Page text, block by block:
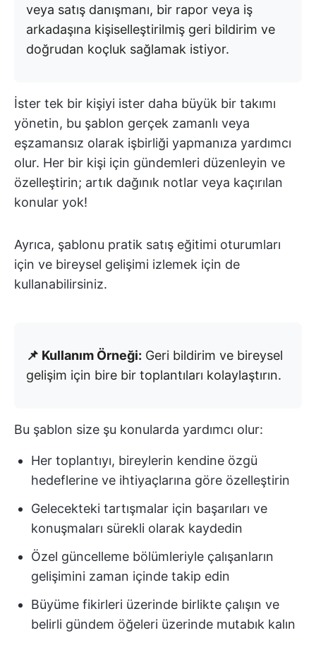
veya satış danışmanı, bir rapor veya iş
arkadaşına kişiselleştirilmiş geri bildirim ve
doğrudan koçluk sağlamak istiyor.
İster tek bir kişiyi ister daha büyük bir takımı
yönetin, bu şablon gerçek zamanlı veya
eşzamansız olarak işbirliği yapmanıza yardımcı
olur. Her bir kişi için gündemleri düzenleyin ve
özelleştirin; artık dağınık notlar veya kaçırılan
konular yok!
Ayrıca, şablonu pratik satış eğitimi oturumları
için ve bireysel gelişimi izlemek için de
kullanabilirsiniz.
📌 Kullanım Örneği: Geri bildirim ve bireysel
gelişim için bire bir toplantıları kolaylaştırın.
Bu şablon size şu konularda yardımcı olur:
Her toplantıyı, bireylerin kendine özgü
hedeflerine ve ihtiyaçlarına göre özelleştirin
Gelecekteki tartışmalar için başarıları ve
konuşmaları sürekli olarak kaydedin
Özel güncelleme bölümleriyle çalışanların
gelişimini zaman içinde takip edin
Büyüme fikirleri üzerinde birlikte çalışın ve
belirli gündem öğeleri üzerinde mutabık kalın